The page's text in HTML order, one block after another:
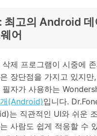
최고의 Android 데
어
삭제 프로그램이 시중에
장단점을 가지고 있지만
필자가 사용하는
(Android)입니다.
는 직관적인 UI와 쉬운
사람도 쉽게 적응할 수